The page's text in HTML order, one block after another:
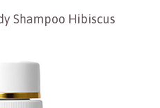
Shampoo Hibiscus